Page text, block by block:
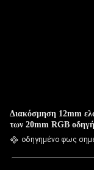
Διακόσμηση 12mm
των 20mm RGB
οδηγημένο φως